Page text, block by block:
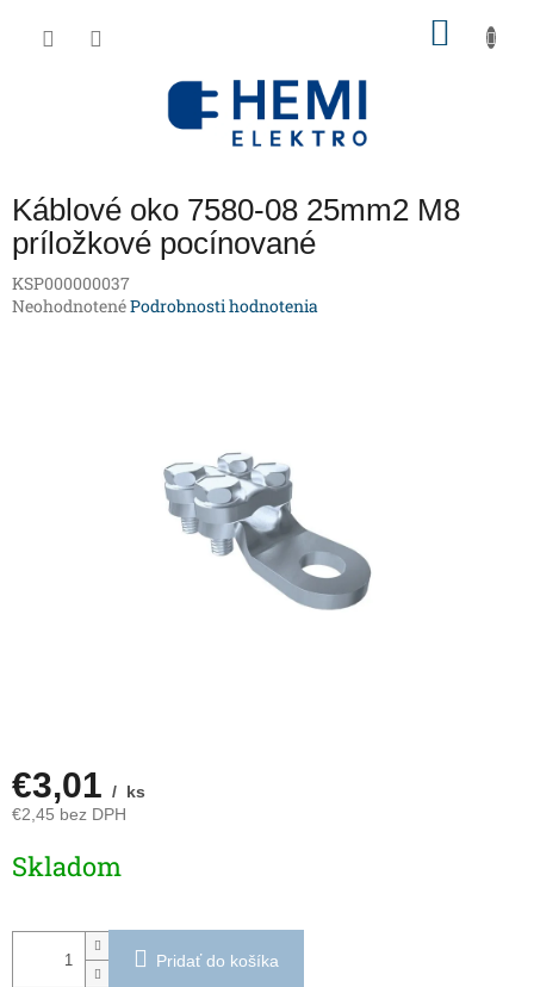
Káblové oko 7580-08 25mm2 M8
príložkové pocínované
KSP000000037
Priemerné
NeohodnotenéPodrobnosti hodnotenia
€3,01 / ks
€2,45 bez DPH
cena:
Skladom
Pridať do košíka